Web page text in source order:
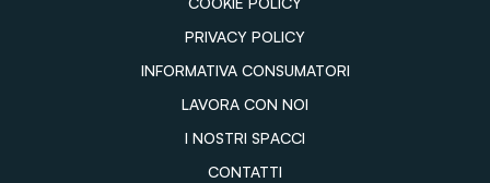
PRIVACY POLICY
INFORMATIVA CONSUMATORI
LAVORA CON NOI
I NOSTRI SPACCI
CONTATTI